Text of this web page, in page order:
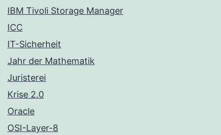
IBM Tivoli Storage Manager
ICC
IT-Sicherheit
Jahr der Mathematik
Juristerei
Krise 2.0
Oracle
OSI-Layer-8